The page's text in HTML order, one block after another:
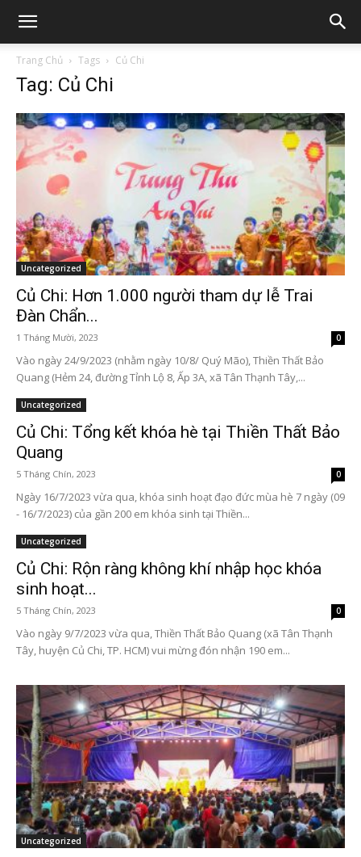
Trang Chủ Tags Củ Chi
Tag: Củ Chi
Uncategorized
Củ Chi: Hơn 1.000 người tham dự lễ Trai
Đàn Chẩn...
1 Tháng Mười, 2023 0
Vào ngày 24/9/2023 (nhằm ngày 10/8/ Quý Mão), Thiền Thất Bảo
Quang (Hẻm 24, đường Tỉnh Lộ 8, Ấp 3A, xã Tân Thạnh Tây,...
Uncategorized
Củ Chi: Tổng kết khóa hè tại Thiền Thất Bảo
Quang
5 Tháng Chín, 2023 0
Ngày 16/7/2023 vừa qua, khóa sinh hoạt đạo đức mùa hè 7 ngày (09
- 16/7/2023) của gần 200 em khóa sinh tại Thiền...
Uncategorized
Củ Chi: Rộn ràng không khí nhập học khóa
sinh hoạt...
5 Tháng Chín, 2023 0
Vào ngày 9/7/2023 vừa qua, Thiền Thất Bảo Quang (xã Tân Thạnh
Tây, huyện Củ Chi, TP. HCM) vui mừng đón nhận 190 em...
Uncategorized